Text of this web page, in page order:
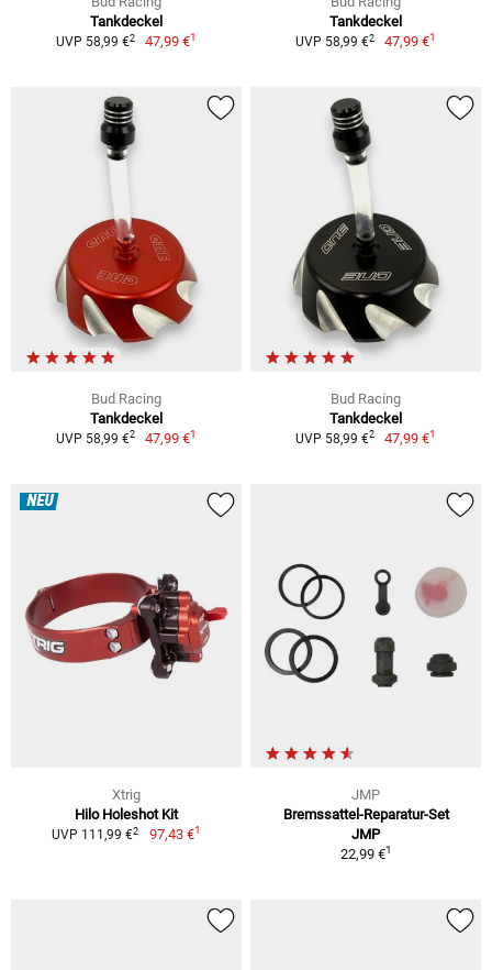
Tankdeckel
UVP 58,99 €2 47,99 €1
Tankdeckel
UVP 58,99 €2 47,99 €1
Bud Racing
Tankdeckel
UVP 58,99 €2 47,99 €1
Bud Racing
Tankdeckel
UVP 58,99 €2 47,99 €1
NEU
Xtrig
Hilo Holeshot Kit
UVP 111,99 €2 97,43 €1
JMP
Bremssattel-Reparatur-Set
JMP
22,99 €1